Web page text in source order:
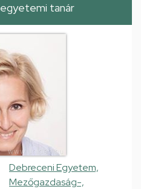
egyetemi tanár
Debreceni Egyetem,
Mezőgazdaság-,